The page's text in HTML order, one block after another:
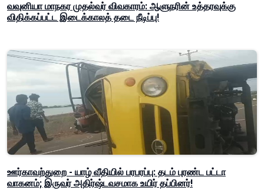
வவுனியா மாநகர முதல்வர் விவகாரம்: ஆளுநரின் உத்தரவுக்கு
விதிக்கப்பட்ட இடைக்காலத் தடை நீடிப்பு!
ஊர்காவற்துறை - யாழ் வீதியில் பரபரப்பு: தடம் புரண்ட பட்டா
வாகனம்; இருவர் அதிர்ஷ்டவசமாக உயிர் தப்பினர்!